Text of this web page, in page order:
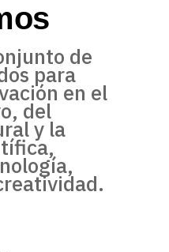
de
para
en el
del
y la